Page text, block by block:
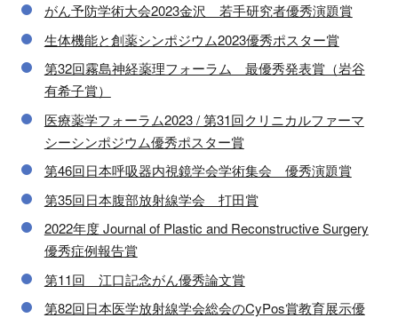
がん予防学術大会2023金沢 若手研究者優秀演題賞
生体機能と創薬シンポジウム2023優秀ポスター賞
第32回霧島神経薬理フォーラム 最優秀発表賞（岩谷
有希子賞）
医療薬学フォーラム2023 / 第31回クリニカルファーマ
シーシンポジウム優秀ポスター賞
第46回日本呼吸器内視鏡学会学術集会 優秀演題賞
第35回日本腹部放射線学会 打田賞
2022年度 Journal of Plastic and Reconstructive Surgery
優秀症例報告賞
第11回 江口記念がん優秀論文賞
第82回日本医学放射線学会総会のCyPos賞教育展示優